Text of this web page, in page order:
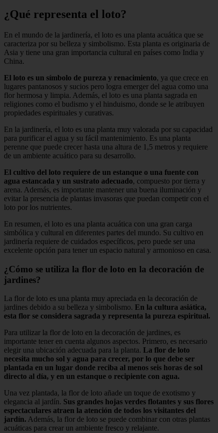
¿Qué representa el loto?
En el mundo de la jardinería, el loto es una planta acuática que se
caracteriza por su belleza y simbolismo. Esta planta es originaria de
Asia y tiene una gran importancia cultural en países como India y
China.
El loto es un símbolo de pureza y renacimiento, ya que crece en
lugares pantanosos y sucios pero logra emerger del agua como una
flor hermosa y limpia. Además, el loto es una planta sagrada en
religiones como el budismo y el hinduismo, donde se le atribuyen
propiedades espirituales y curativas.
En la jardinería, el loto es una planta muy valorada por su capacidad
para purificar el agua y su fácil mantenimiento. Es una planta
perenne que puede crecer hasta una altura de 1,5 metros y requiere
de un ambiente acuático para su desarrollo.
El cultivo del loto requiere de un estanque o una fuente con
agua estancada y un sustrato adecuado, compuesto por tierra y
arena. Además, es importante mantener una buena iluminación y
evitar la presencia de plantas invasoras que puedan competir con el
loto por los nutrientes.
En resumen, el loto es una planta acuática con una gran carga
simbólica y cultural en diferentes partes del mundo. Su cultivo en
jardinería requiere de cuidados específicos, pero puede ser una
excelente opción para tener un espacio natural y armonioso en casa.
¿Cómo se utiliza la flor de loto en la decoración de
jardines?
La flor de loto es una planta muy apreciada en la decoración de
jardines debido a su belleza y simbolismo. En la cultura asiática,
esta flor se considera sagrada y representa la pureza espiritual.
Para utilizar la flor de loto en la decoración de jardines, es
importante tener en cuenta algunos aspectos. Primero, es necesario
elegir una ubicación adecuada para la planta. La flor de loto
necesita mucho sol y agua para crecer, por lo que debe ser
plantada en un lugar donde reciba al menos seis horas de sol
directo al día, y en un estanque o recipiente con agua.
Una vez plantada, la flor de loto añade un toque de exotismo y
elegancia al jardín. Sus grandes hojas verdes flotantes y sus flores
espectaculares atraen la atención de todos los visitantes del
jardín. Además, la flor de loto se puede combinar con otras plantas
acuáticas para crear un ambiente fresco y relajante.